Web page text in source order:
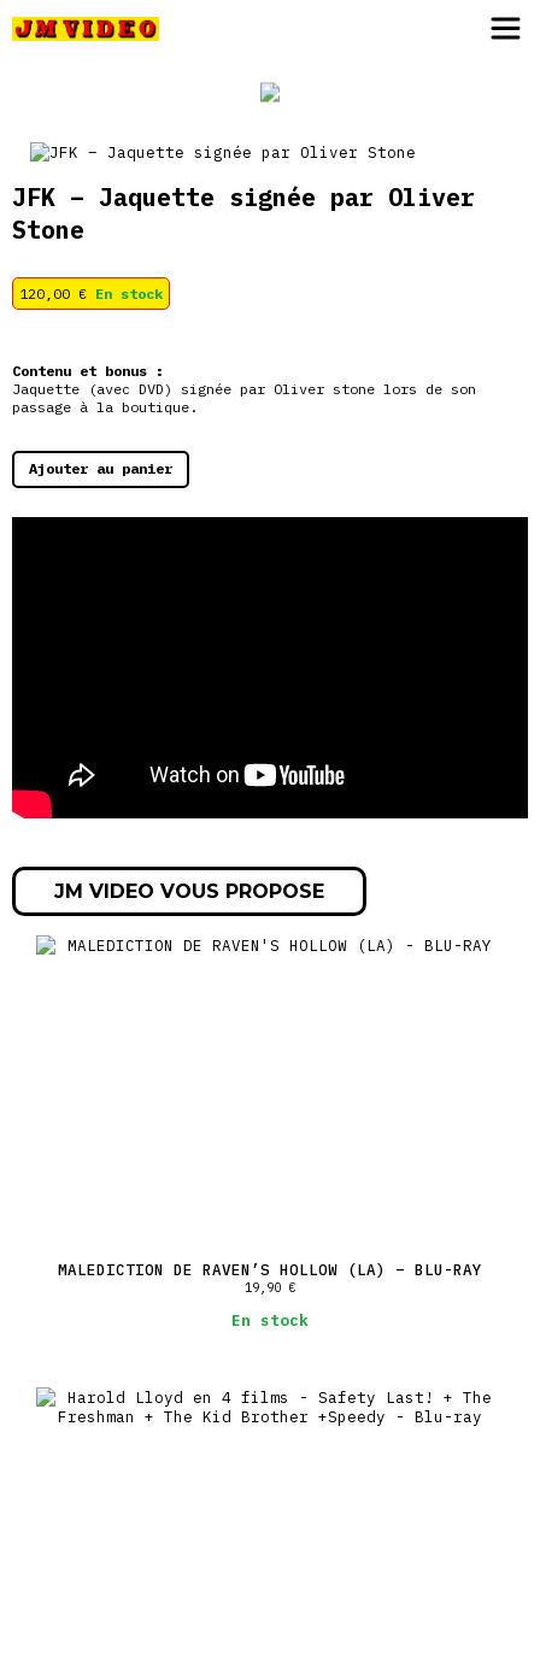
JFK – Jaquette signée par Oliver
Stone
120,00 € En stock
Contenu et bonus :
Jaquette (avec DVD) signée par Oliver stone lors de son
passage à la boutique.
Ajouter au panier
JM VIDEO VOUS PROPOSE
MALEDICTION DE RAVEN’S HOLLOW (LA) – BLU-RAY
19,90 €
En stock